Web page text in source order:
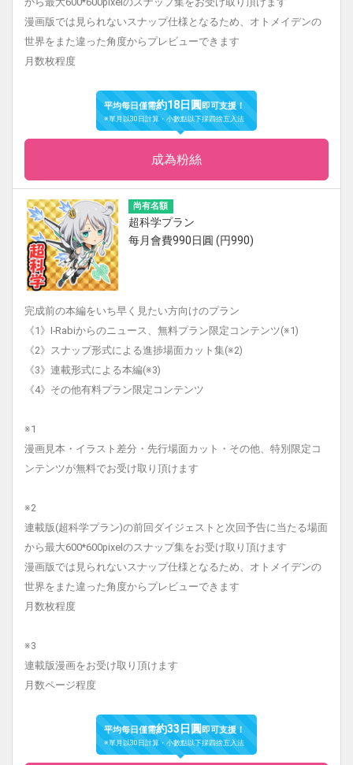
漫画版では見られないスナップ仕様となるため、オトメイデンの
世界をまた違った角度からプレビューできます
月数枚程度
平均每日僅需約18日圓即可支援！
※單月以30日計算・小數點以下採四捨五入法
成為粉絲
尚有名額
超科学プラン
每月會費990日圓 (円990)
完成前の本編をいち早く見たい方向けのプラン
《1》I-Rabiからのニュース、無料プラン限定コンテンツ(※1)
《2》スナップ形式による進捗場面カット集(※2)
《3》連載形式による本編(※3)
《4》その他有料プラン限定コンテンツ
※1
漫画見本・イラスト差分・先行場面カット・その他、特別限定コ
ンテンツが無料でお受け取り頂けます
※2
連載版(超科学プラン)の前回ダイジェストと次回予告に当たる場面
から最大600*600pixelのスナップ集をお受け取り頂けます
漫画版では見られないスナップ仕様となるため、オトメイデンの
世界をまた違った角度からプレビューできます
月数枚程度
※3
連載版漫画をお受け取り頂けます
月数ページ程度
平均每日僅需約33日圓即可支援！
※單月以30日計算・小數點以下採四捨五入法